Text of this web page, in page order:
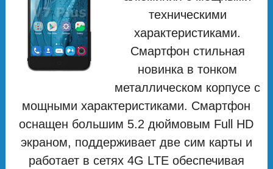
техническими
характеристиками.
Смартфон стильная
новинка в тонком
металлическом корпусе с
мощными характеристиками. Смартфон
оснащен большим 5.2 дюймовым Full HD
экраном, поддерживает две сим карты и
работает в сетях 4G LTE обеспечивая